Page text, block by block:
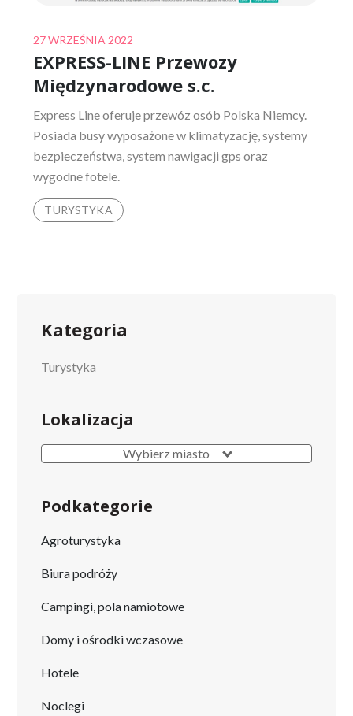
Posted
on
27 WRZEŚNIA 2022
EXPRESS-LINE Przewozy
Międzynarodowe s.c.
Express Line oferuje przewóz osób Polska Niemcy.
Posiada busy wyposażone w klimatyzację, systemy
bezpieczeństwa, system nawigacji gps oraz
wygodne fotele.
TURYSTYKA
Kategoria
Turystyka
Lokalizacja
Wybierz miasto
Podkategorie
Agroturystyka
Biura podróży
Campingi, pola namiotowe
Domy i ośrodki wczasowe
Hotele
Noclegi